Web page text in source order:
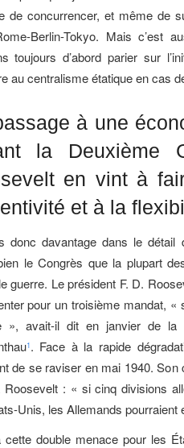
de concurrencer, et même de
Berlin-Tokyo. Mais c’est
toujours d’abord parier sur
au centralisme étatique en cas
à une
la Deuxième
en vint à
et à la
donc davantage dans le détail
le Congrès que la plupart
guerre. Le président F. D.
pour un troisième mandat,
», avait-il dit en janvier de
1. Face à la rapide
de se raviser en mai 1940. Son
Roosevelt : « si cinq divisions
Unis, les Allemands pourraient
cette double menace pour les